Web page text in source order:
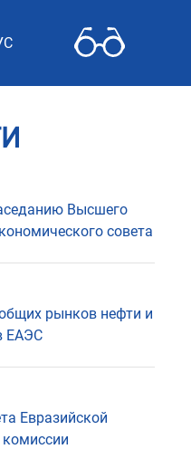
Высшего
совета
рынков нефти и
ЕАЭС
Евразийской